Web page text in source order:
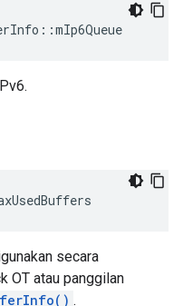
::mIp6Queue
secara
OT atau panggilan
.